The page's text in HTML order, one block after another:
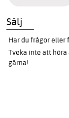
Sälj
Har du frågor eller
Tveka inte att
gärna!